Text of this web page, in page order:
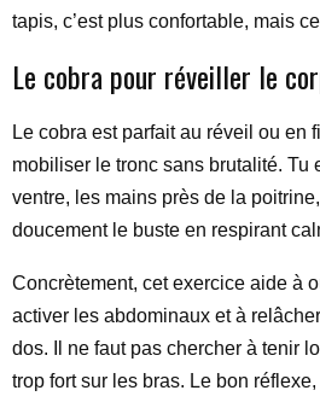
tapis, c’est plus confortable, mais
Le cobra pour réveiller le
Le cobra est parfait au réveil ou en
mobiliser le tronc sans brutalité. Tu
ventre, les mains près de la
doucement le buste en respirant
Concrètement, cet exercice aide à
activer les abdominaux et à
dos. Il ne faut pas chercher à tenir
trop fort sur les bras. Le bon réflexe,